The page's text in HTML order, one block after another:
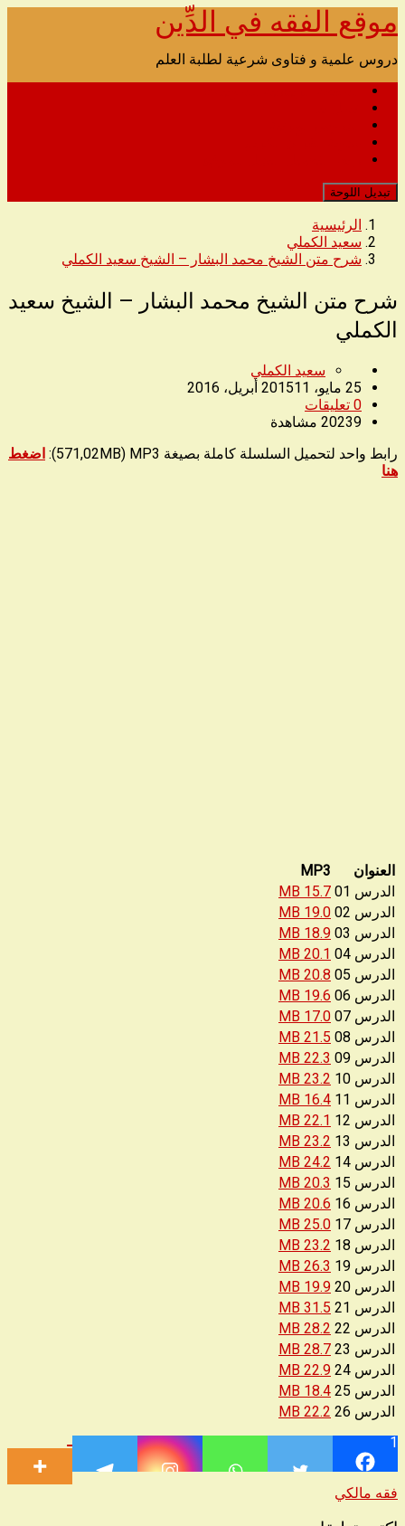
تخطى
الى
موقع الفقه في الدِّين
دروس علمية و فتاوى شرعية لطلبة العلم
تبديل اللوحة
الرئيسية
سعيد الكملي
شرح متن الشيخ محمد البشار – الشيخ سعيد الكملي
شرح متن الشيخ محمد البشار – الشيخ سعيد
الكملي
سعيد الكملي
25 مايو، 2015
11 أبريل، 2016
0 تعليقات
20239 مشاهدة
رابط واحد لتحميل السلسلة كاملة بصيغة 571,02MB) MP3):
اضغط
هنا
العنوان
MP3
الدرس 01
15.7 MB
الدرس 02
19.0 MB
الدرس 03
18.9 MB
الدرس 04
20.1 MB
الدرس 05
20.8 MB
الدرس 06
19.6 MB
الدرس 07
17.0 MB
الدرس 08
21.5 MB
الدرس 09
22.3 MB
الدرس 10
23.2 MB
الدرس 11
16.4 MB
الدرس 12
22.1 MB
الدرس 13
23.2 MB
الدرس 14
24.2 MB
الدرس 15
20.3 MB
الدرس 16
20.6 MB
الدرس 17
25.0 MB
الدرس 18
23.2 MB
الدرس 19
26.3 MB
الدرس 20
19.9 MB
الدرس 21
31.5 MB
الدرس 22
28.2 MB
الدرس 23
28.7 MB
الدرس 24
22.9 MB
الدرس 25
18.4 MB
الدرس 26
22.2 MB
1
فقه مالكي